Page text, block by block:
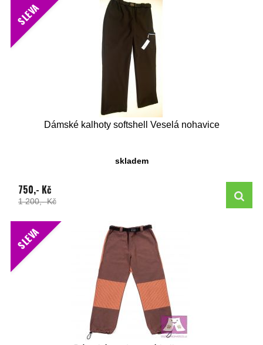
SLEVA
Dámské kalhoty softshell Veselá nohavice
skladem
750,- Kč
1 200,- Kč
SLEVA